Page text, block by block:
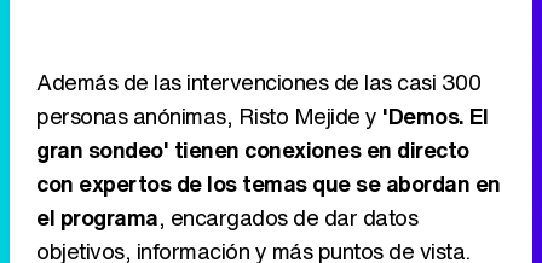
Además de las intervenciones de las casi 300
personas anónimas, Risto Mejide y 'Demos. El
gran sondeo' tienen conexiones en directo
con expertos de los temas que se abordan en
el programa, encargados de dar datos
objetivos, información y más puntos de vista.